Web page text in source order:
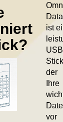
ist
der
Ihre
vor